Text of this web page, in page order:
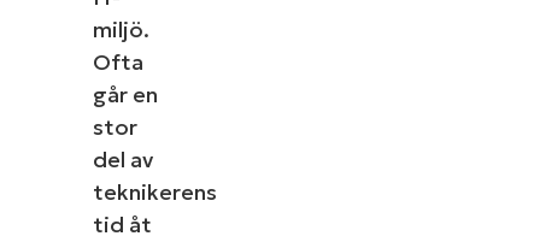
miljö.
Ofta
går en
stor
del av
teknikerens
tid åt